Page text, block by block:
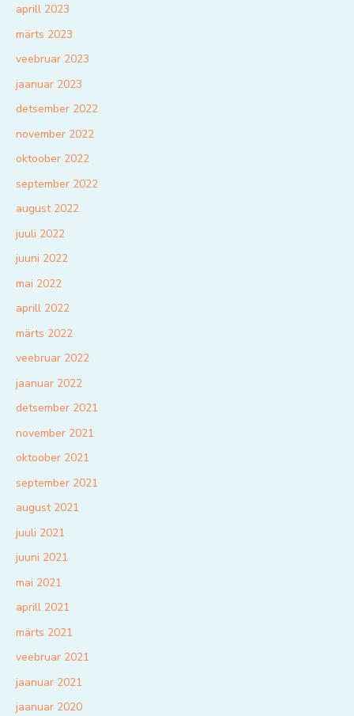
aprill 2023
märts 2023
veebruar 2023
jaanuar 2023
detsember 2022
november 2022
oktoober 2022
september 2022
august 2022
juuli 2022
juuni 2022
mai 2022
aprill 2022
märts 2022
veebruar 2022
jaanuar 2022
detsember 2021
november 2021
oktoober 2021
september 2021
august 2021
juuli 2021
juuni 2021
mai 2021
aprill 2021
märts 2021
veebruar 2021
jaanuar 2021
jaanuar 2020